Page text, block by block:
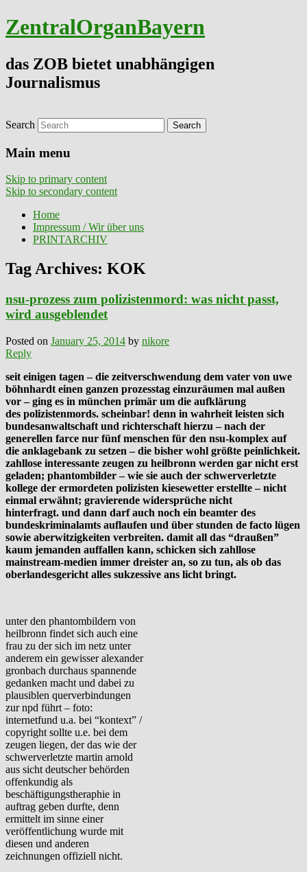
ZentralOrganBayern
das ZOB bietet unabhängigen
Journalismus
Search
Main menu
Skip to primary content
Skip to secondary content
Home
Impressum / Wir über uns
PRINTARCHIV
Tag Archives: KOK
nsu-prozess zum polizistenmord: was nicht passt,
wird ausgeblendet
Posted on January 25, 2014 by nikore
Reply
seit einigen tagen – die zeitverschwendung dem vater von uwe
böhnhardt einen ganzen prozesstag einzuräumen mal außen
vor – ging es in münchen primär um die aufklärung
des polizistenmords. scheinbar! denn in wahrheit leisten sich
bundesanwaltschaft und richterschaft hierzu – nach der
generellen farce nur fünf menschen für den nsu-komplex auf
die anklagebank zu setzen – die bisher wohl größte peinlichkeit.
zahllose interessante zeugen zu heilbronn werden gar nicht erst
geladen; phantombilder – wie sie auch der schwerverletzte
kollege der ermordeten polizisten kiesewetter erstellte – nicht
einmal erwähnt; gravierende widersprüche nicht
hinterfragt. und dann darf auch noch ein beamter des
bundeskriminalamts auflaufen und über stunden de facto lügen
sowie aberwitzigkeiten verbreiten. damit all das “draußen”
kaum jemanden auffallen kann, schicken sich zahllose
mainstream-medien immer dreister an, so zu tun, als ob das
oberlandesgericht alles sukzessive ans licht bringt.
unter den phantombildern von
heilbronn findet sich auch eine
frau zu der sich im netz unter
anderem ein gewisser alexander
gronbach durchaus spannende
gedanken macht und dabei zu
plausiblen querverbindungen
zur npd führt – foto:
internetfund u.a. bei “kontext” /
copyright sollte u.e. bei dem
zeugen liegen, der das wie der
schwerverletzte martin arnold
aus sicht deutscher behörden
offenkundig als
beschäftigungstheraphie in
auftrag geben durfte, denn
ermittelt im sinne einer
veröffentlichung wurde mit
diesen und anderen
zeichnungen offiziell nicht.